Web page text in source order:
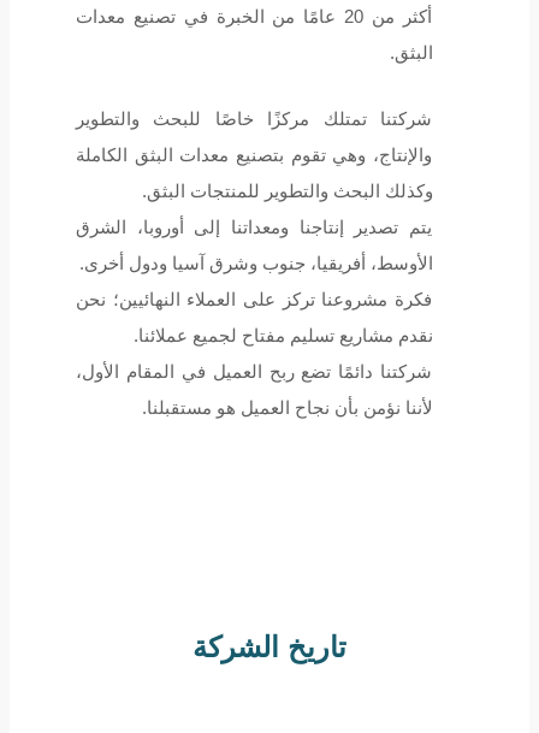
أكثر من 20 عامًا من الخبرة في تصنيع معدات
البثق.
شركتنا تمتلك مركزًا خاصًا للبحث والتطوير
والإنتاج، وهي تقوم بتصنيع معدات البثق الكاملة
وكذلك البحث والتطوير للمنتجات البثق.
يتم تصدير إنتاجنا ومعداتنا إلى أوروبا، الشرق
الأوسط، أفريقيا، جنوب وشرق آسيا ودول أخرى.
فكرة مشروعنا تركز على العملاء النهائيين؛ نحن
نقدم مشاريع تسليم مفتاح لجميع عملائنا.
شركتنا دائمًا تضع ربح العميل في المقام الأول،
لأننا نؤمن بأن نجاح العميل هو مستقبلنا.
تاريخ الشركة